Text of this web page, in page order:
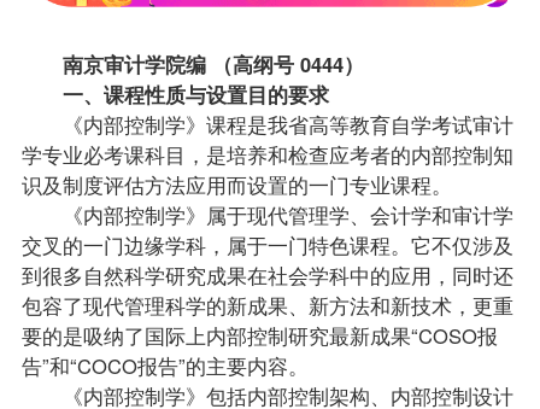
南京审计学院编 （高纲号 0444）
一、 课程性质与设置目的要求
《内部控制学》课程是我省高等教育自学考试审计
学专业必考课科目，是培养和检查应考者的内部控制知
识及制度评估方法应用而设置的一门专业课程。
《内部控制学》属于现代管理学、会计学和审计学
交叉的一门边缘学科，属于一门特色课程。它不仅涉及
到很多自然科学研究成果在社会学科中的应用，同时还
包容了现代管理科学的新成果、新方法和新技术，更重
要的是吸纳了国际上内部控制研究最新成果“COSO报
告”和“COCO报告”的主要内容。
《内部控制学》包括内部控制架构、内部控制设计